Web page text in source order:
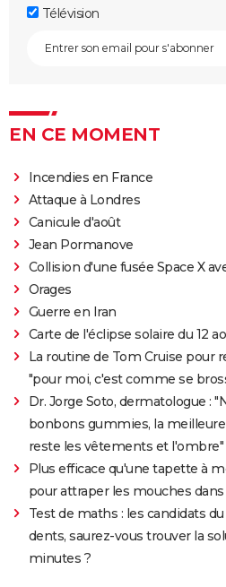
Télévision
EN CE MOMENT
Incendies en France
Attaque à Londres
Canicule d'août
Jean Pormanove
Collision d'une fusée Space X
Orages
Guerre en Iran
Carte de l'éclipse solaire du 12
La routine de Tom Cruise pour
"pour moi, c'est comme se
Dr. Jorge Soto, dermatologue :
bonbons gummies, la
reste les vêtements et l'ombre"
Plus efficace qu'une tapette à
pour attraper les mouches
Test de maths : les candidats
dents, saurez-vous trouver la
minutes ?